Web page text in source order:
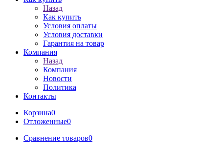
Назад
Как купить
Условия оплаты
Условия доставки
Гарантия на товар
Компания
Назад
Компания
Новости
Политика
Контакты
Корзина0
Отложенные0
Сравнение товаров0